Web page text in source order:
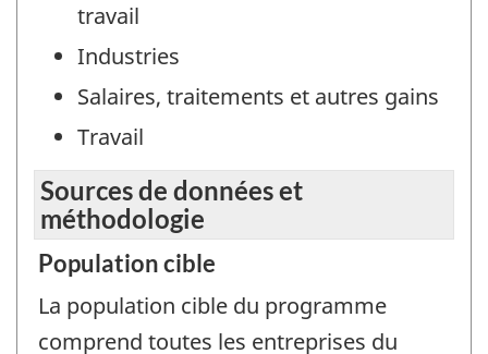
travail
Industries
Salaires, traitements et autres gains
Travail
Sources de données et
méthodologie
Population cible
La population cible du programme
comprend toutes les entreprises du